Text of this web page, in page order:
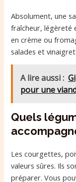
Absolument, une
fraîcheur, légèreté
en crème ou
salades et
A lire aussi :
pour une
Quels
Les courgettes,
valeurs sûres. Ils
préparer. Vous